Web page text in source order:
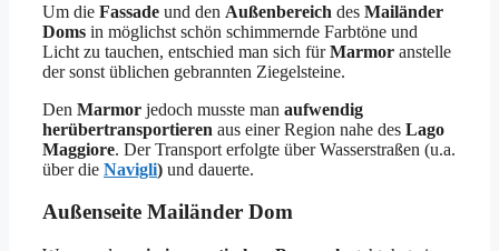
Um die Fassade und den Außenbereich des Mailänder
Doms in möglichst schön schimmernde Farbtöne und
Licht zu tauchen, entschied man sich fürMarmor anstelle
der sonst üblichen gebrannten Ziegelsteine.
Den Marmor jedoch musste man aufwendig
herübertransportieren aus einer Region nahe des Lago
Maggiore. Der Transport erfolgte über Wasserstraßen (u.a.
über die Navigli) und dauerte.
Außenseite Mailänder Dom